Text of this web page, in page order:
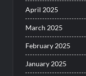
April 2025
March 2025
February 2025
January 2025